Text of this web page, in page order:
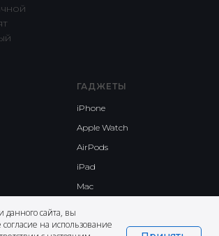
данного сайта, вы
согласие на использование
ГАДЖЕТЫ
iPhone
Apple Watch
AirPods
iPad
Mac